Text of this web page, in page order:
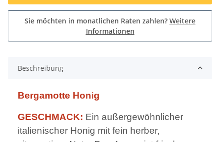
Sie möchten in monatlichen Raten zahlen? Weitere
Informationen
Beschreibung
Bergamotte Honig
GESCHMACK: Ein außergewöhnlicher
italienischer Honig mit fein herber,